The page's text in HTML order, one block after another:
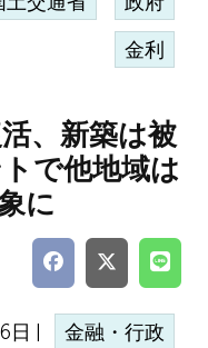
金利
、新築は被
で他地域は
に
日 | 金融・行政